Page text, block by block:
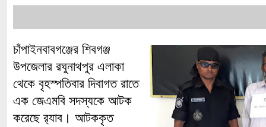
চাঁপাইনবাবগঞ্জের শিবগঞ্জ
উপজেলার রঘুনাথপুর এলাকা
থেকে বৃহস্পতিবার দিবাগত রাতে
এক জেএমবি সদস্যকে আটক
করেছে র‌্যাব। আটককৃত